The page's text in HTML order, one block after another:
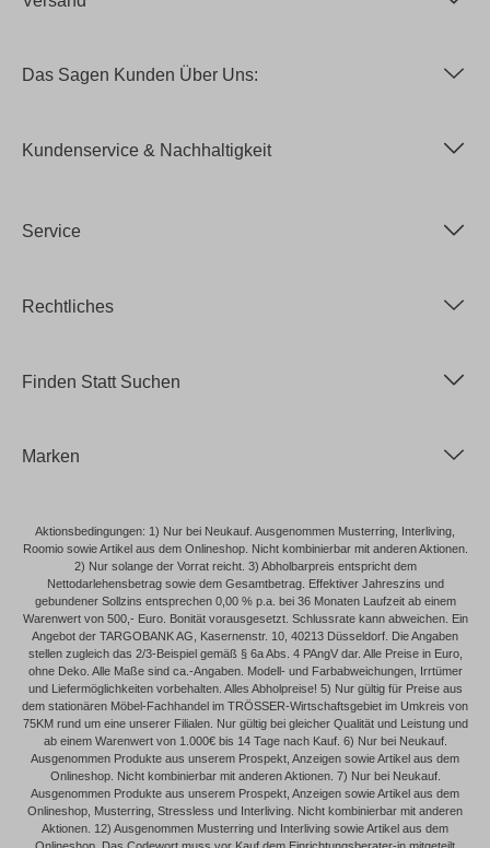
Das Sagen Kunden Über Uns:
Kundenservice & Nachhaltigkeit
Service
Rechtliches
Finden Statt Suchen
Marken
Aktionsbedingungen: 1) Nur bei Neukauf. Ausgenommen Musterring, Interliving,
Roomio sowie Artikel aus dem Onlineshop. Nicht kombinierbar mit anderen Aktionen.
2) Nur solange der Vorrat reicht. 3) Abholbarpreis entspricht dem
Nettodarlehensbetrag sowie dem Gesamtbetrag. Effektiver Jahreszins und
gebundener Sollzins entsprechen 0,00 % p.a. bei 36 Monaten Laufzeit ab einem
Warenwert von 500,- Euro. Bonität vorausgesetzt. Schlussrate kann abweichen. Ein
Angebot der TARGOBANK AG, Kasernenstr. 10, 40213 Düsseldorf. Die Angaben
stellen zugleich das 2/3-Beispiel gemäß § 6a Abs. 4 PAngV dar. Alle Preise in Euro,
ohne Deko. Alle Maße sind ca.-Angaben. Modell- und Farbabweichungen, Irrtümer
und Liefermöglichkeiten vorbehalten. Alles Abholpreise! 5) Nur gültig für Preise aus
dem stationären Möbel-Fachhandel im TRÖSSER-Wirtschaftsgebiet im Umkreis von
75KM rund um eine unserer Filialen. Nur gültig bei gleicher Qualität und Leistung und
ab einem Warenwert von 1.000€ bis 14 Tage nach Kauf. 6) Nur bei Neukauf.
Ausgenommen Produkte aus unserem Prospekt, Anzeigen sowie Artikel aus dem
Onlineshop. Nicht kombinierbar mit anderen Aktionen. 7) Nur bei Neukauf.
Ausgenommen Produkte aus unserem Prospekt, Anzeigen sowie Artikel aus dem
Onlineshop, Musterring, Stressless und Interliving. Nicht kombinierbar mit anderen
Aktionen. 12) Ausgenommen Musterring und Interliving sowie Artikel aus dem